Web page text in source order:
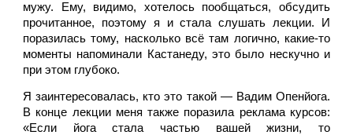
мужу. Ему, видимо, хотелось пообщаться, обсудить
прочитанное, поэтому я и стала слушать лекции. И
поразилась тому, насколько всё там логично, какие-то
моменты напоминали Кастанеду, это было нескучно и
при этом глубоко.
Я заинтересовалась, кто это такой — Вадим Опенйога.
В конце лекции меня также поразила реклама курсов:
«Если йога стала частью вашей жизни, то